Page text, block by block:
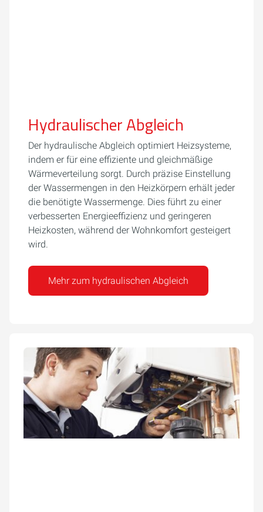
Hydraulischer Abgleich
Der hydraulische Abgleich optimiert Heizsysteme,
indem er für eine effiziente und gleichmäßige
Wärmeverteilung sorgt. Durch präzise Einstellung
der Wassermengen in den Heizkörpern erhält jeder
die benötigte Wassermenge. Dies führt zu einer
verbesserten Energieeffizienz und geringeren
Heizkosten, während der Wohnkomfort gesteigert
wird.
Mehr zum hydraulischen Abgleich